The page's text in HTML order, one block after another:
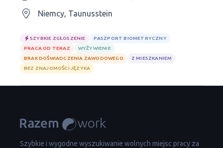
Niemcy, Taunusstein
SZYBKIE ZGŁOSZENIE
PASZPORT BIOMETRYCZNY
PRACA OD TERAZ
WYŻYWIENIE
BRAK DOŚWIADCZENIA ZAWODOWEGO
Z MIESZKANIEM
BEZ ZNAJOMOŚCI JĘZYKA
Szybkie i wygodne wyszukiwanie wolnych miejsc pracy za